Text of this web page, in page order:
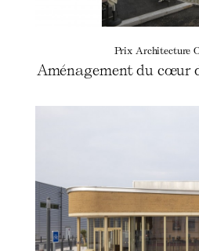
Prix Architecture
Aménagement du cœur